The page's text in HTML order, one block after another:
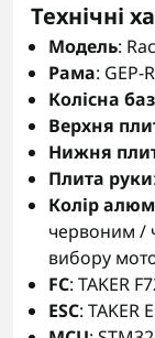
Технічні
Модель:
Рама: GEP-
Колісна
Верхня
Нижня
Плита руки
Колір
червоним /
вибору
FC: TAKER
ESC: TAKER